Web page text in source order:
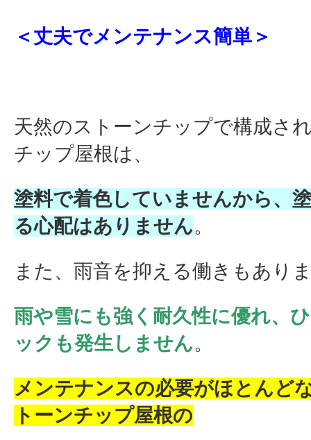
＜丈夫でメンテナンス簡単＞
天然のストーンチップで構成さ
チップ屋根は、
塗料で着色していませんから、
る心配はありません。
また、雨音を抑える働きもあり
雨や雪にも強く耐久性に優れ、
ックも発生しません。
メンテナンスの必要がほとんど
トーンチップ屋根の